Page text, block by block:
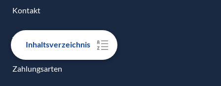
Inhaltsverzeichnis
Kontakt
Versandübersicht
Zahlungsarten